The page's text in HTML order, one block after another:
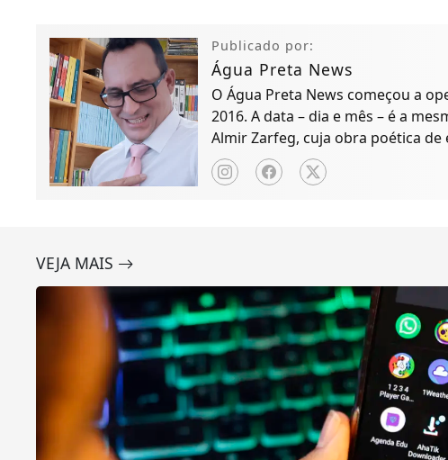
Publicado por:
Água Preta News
O Água Preta News começou a
2016. A data – dia e mês – é a
Almir Zarfeg, cuja obra poética de
de notícias e entretenimento.
VEJA MAIS